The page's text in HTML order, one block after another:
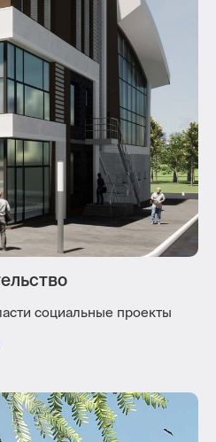
социальные проекты